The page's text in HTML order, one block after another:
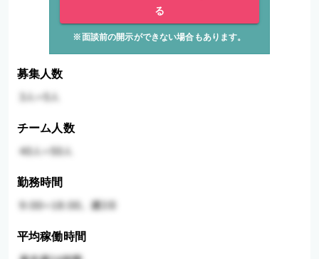
る
※面談前の開示ができない場合もあります。
募集人数
チーム人数
勤務時間
平均稼働時間